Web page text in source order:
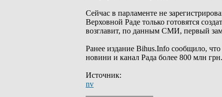
Сейчас в парламенте не
Верховной Раде только готовятся
возглавит, по данным СМИ, первый
Ранее издание Bihus.Info сообщило,
новини и канал Рада более 800 млн грн.
Источник:
nv